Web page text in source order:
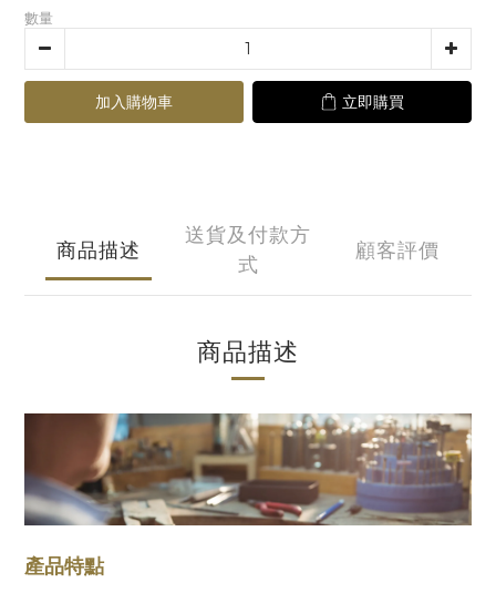
數量
加入購物車 立即購買
商品描述
送貨及付款方
式
顧客評價
商品描述
產品特點